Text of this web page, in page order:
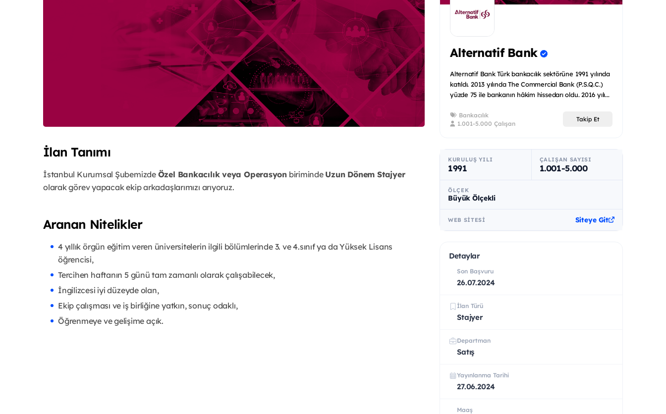
İlan Tanımı
İstanbul Kurumsal Şubemizde Özel Bankacılık veya Operasyonbiriminde Uzun Dönem Stajyer
olarak görev yapacak ekip arkadaşlarımızı arıyoruz.
Aranan Nitelikler
4 yıllık örgün eğitim veren üniversitelerin ilgili bölümlerinde 3. ve 4.sınıf ya da Yüksek Lisans
öğrencisi,
Tercihen haftanın 5 günü tam zamanlı olarak çalışabilecek,
İngilizcesi iyi düzeyde olan,
Ekip çalışması ve iş birliğine yatkın, sonuç odaklı,
Öğrenmeye ve gelişime açık.
Alternatif Bank
Alternatif Bank Türk bankacılık sektörüne 1991 yılında
katıldı. 2013 yılında The Commercial Bank (P.S.Q.C.)
yüzde 75 ile bankanın hâkim hissedarı oldu. 2016 yılı...
Bankacılık
1.001-5.000 Çalışan
Takip Et
KURULUŞ YILI
1991
ÇALIŞAN SAYISI
1.001-5.000
ÖLÇEK
Büyük Ölçekli
WEB SITESI Siteye Git
Detaylar
Son Başvuru
26.07.2024
İlan Türü
Stajyer
Departman
Satış
Yayınlanma Tarihi
27.06.2024
Maaş